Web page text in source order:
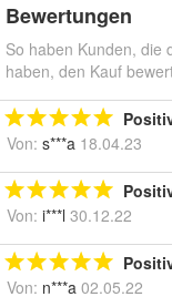
Bewertungen
So haben Kunden, die
haben, den Kauf
Von: s***a 18.04.23
Von: i***l 30.12.22
Von: n***a 02.05.22